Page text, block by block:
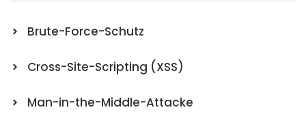
Brute-Force-Schutz
Cross-Site-Scripting (XSS)
Man-in-the-Middle-Attacke